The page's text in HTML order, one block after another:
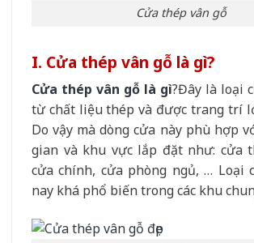
Cửa thép vân gỗ
I. Cửa thép vân gỗ là gì?
Cửa thép vân gỗ là gì?Đây là loại
từ chất liệu thép và được trang trí
Do vậy mà dòng cửa này phù hợp
gian và khu vực lắp đặt như: cửa
cửa chính, cửa phòng ngủ, … Loại
nay khá phổ biến trong các khu